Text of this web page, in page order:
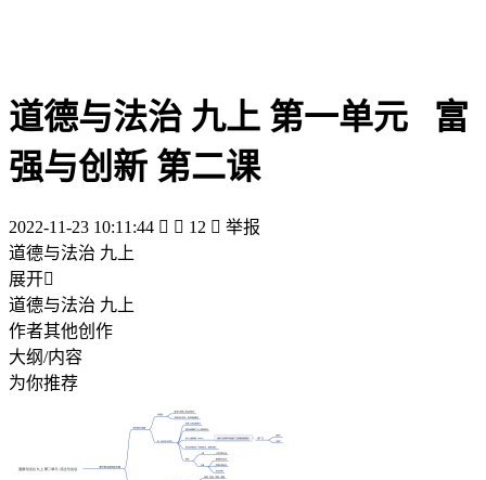
道德与法治 九上 第一单元 富
强与创新 第二课
2022-11-23 10:11:44   12  举报
道德与法治 九上
展开
道德与法治 九上
作者其他创作
大纲/内容
为你推荐